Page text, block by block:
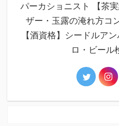
パーカショニスト 【茶
ザー・玉露の淹れ方コ
【酒資格】シードルア
ロ・ビール